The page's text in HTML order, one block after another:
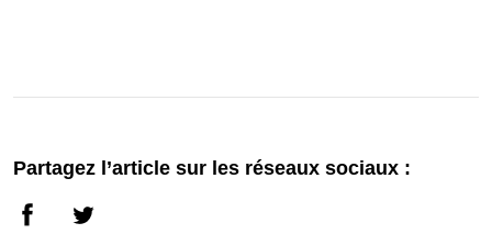
Partagez l’article sur les réseaux sociaux :